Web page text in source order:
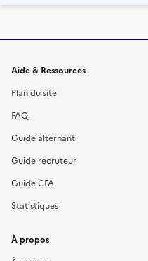
Informations et
Aide & Ressources
Plan du site
FAQ
Guide alternant
Guide recruteur
Guide CFA
Statistiques
À propos